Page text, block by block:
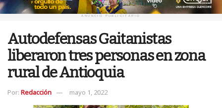
ANUNCIO PUBLICITARIO
Autodefensas Gaitanistas
liberaron tres personas en zona
rural de Antioquia
Por: Redacción mayo 1, 2022